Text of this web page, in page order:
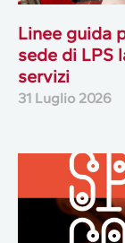
Linee guida
sede di LPS
servizi
31 Luglio 2026